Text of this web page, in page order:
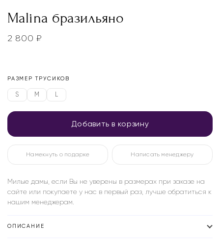
Malina бразильяно
2 800₽
РАЗМЕР ТРУСИКОВ
S M L
Добавить в корзину
Намекнуть о подарке Написать менеджеру
Милые дамы, если Вы не уверены в размерах при заказе на
сайте или покупаете у нас в первый раз, лучше обратиться к
нашим менеджерам.
ОПИСАНИЕ